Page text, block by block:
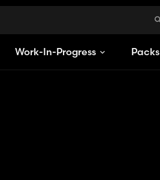
Work-In-Progress Packs